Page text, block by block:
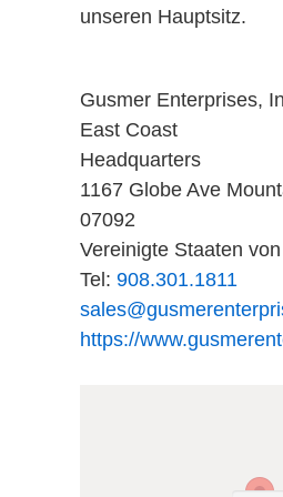
korrekte Kalibrierung
Der optische Aufbau
kompakt, die
neuesten
mechanische
Prozessleitung sehr
Gerätevolumen konnte
gegenüber dem
verkleinert werden.
Vorgängermodells
unseren Hauptsitz.
Gusmer Enterprises,
East Coast
Headquarters
1167 Globe Ave
07092
Vereinigte Staaten
Tel: 908.301.1811
https://